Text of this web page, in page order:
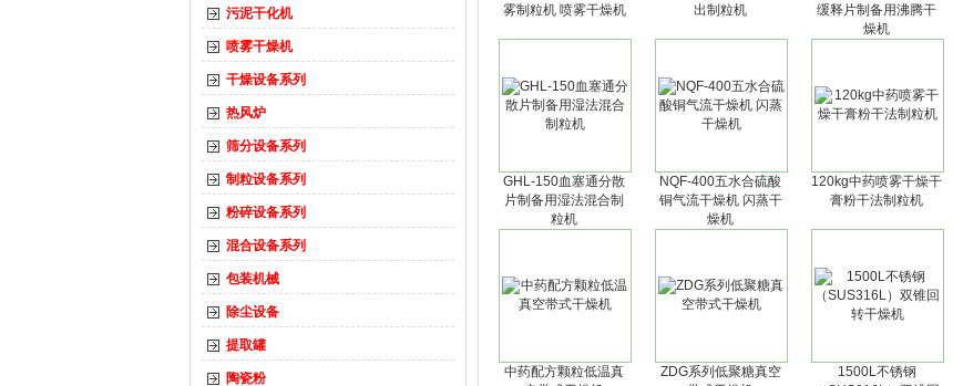
污泥干化机
喷雾干燥机
干燥设备系列
热风炉
筛分设备系列
制粒设备系列
粉碎设备系列
混合设备系列
包装机械
除尘设备
提取罐
陶瓷粉
雾制粒机 喷雾干燥机
出制粒机
缓释片制备用沸腾干
燥机
GHL-150血塞通分散
片制备用湿法混合制
粒机
NQF-400五水合硫酸
铜气流干燥机 闪蒸干
燥机
120kg中药喷雾干燥干
膏粉干法制粒机
中药配方颗粒低温真
ZDG系列低聚糖真空
1500L不锈钢